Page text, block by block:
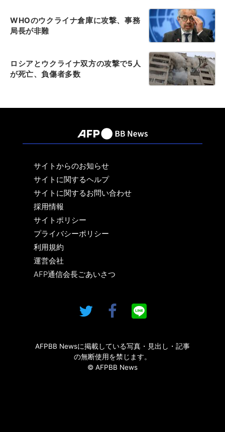
WHOのウクライナ倉庫に攻撃、事務
局長が非難
ロシアとウクライナ双方の攻撃で5人
が死亡、負傷者多数
サイトからのお知らせ
サイトに関するヘルプ
サイトに関するお問い合わせ
採用情報
サイトポリシー
プライバシーポリシー
利用規約
運営会社
AFP通信会長ごあいさつ
AFPBB Newsに掲載している写真・見出し・記事
の無断使用を禁じます。
© AFPBB News